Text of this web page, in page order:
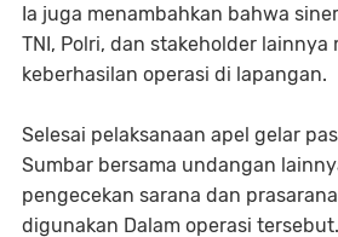
Ia juga menambahkan bahwa
TNI, Polri, dan stakeholder lainnya
keberhasilan operasi di lapangan.
Selesai pelaksanaan apel gelar
Sumbar bersama undangan
pengecekan sarana dan
digunakan Dalam operasi